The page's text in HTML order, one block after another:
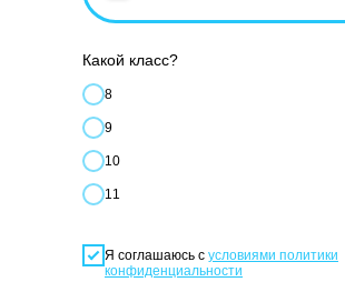
Какой класс?
8
9
10
11
Я соглашаюсь с условиями политики
конфиденциальности